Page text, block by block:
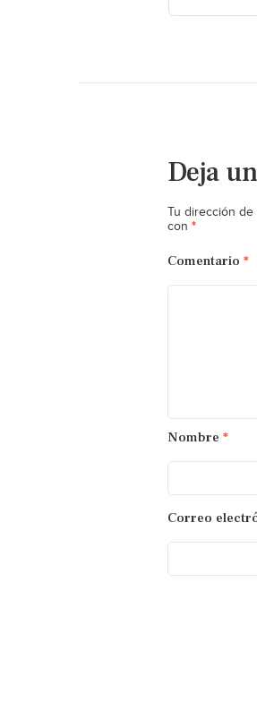
Deja
Tu dirección
con *
Comentario *
Nombre *
Correo